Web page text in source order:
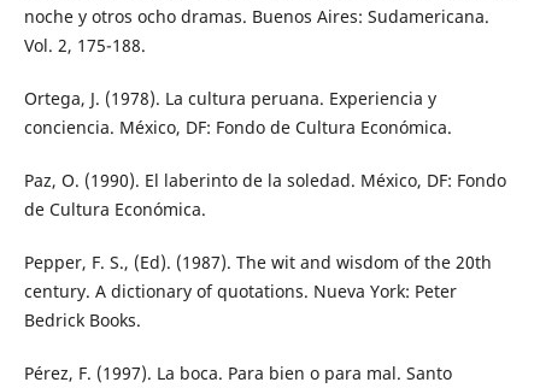
noche y otros ocho dramas. Buenos Aires: Sudamericana.
Vol. 2, 175-188.
Ortega, J. (1978). La cultura peruana. Experiencia y
conciencia. México, DF: Fondo de Cultura Económica.
Paz, O. (1990). El laberinto de la soledad. México, DF: Fondo
de Cultura Económica.
Pepper, F. S., (Ed). (1987). The wit and wisdom of the 20th
century. A dictionary of quotations. Nueva York: Peter
Bedrick Books.
Pérez, F. (1997). La boca. Para bien o para mal. Santo